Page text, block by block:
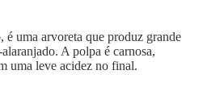
uma arvoreta que produz grande
A polpa é carnosa,
uma leve acidez no final.